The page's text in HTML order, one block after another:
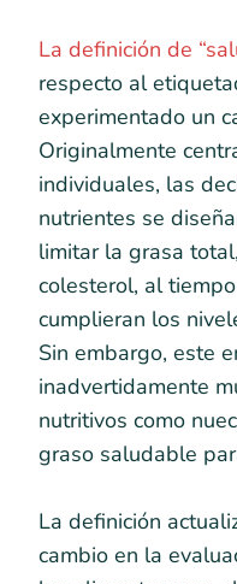
La definición de
respecto al
experimentado un
Originalmente
individuales, las
nutrientes se
limitar la grasa
colesterol, al
cumplieran los
Sin embargo, este
inadvertidamente
nutritivos como
graso saludable
La definición
cambio en la